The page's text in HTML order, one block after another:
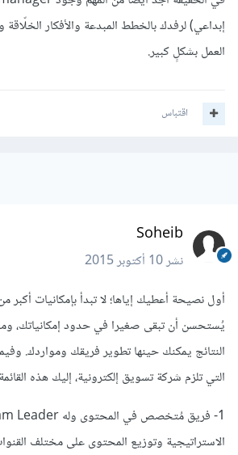
إبداعي) لرفدك بالخطط المبدعة والأفكار
العمل بشكلٍ كبير.
اقتباس
Soheib
نشر10 أكتوبر 2015
أول نصيحة أعطيك إياها؛ لا تبدأ بإمكانيات
يُستحسن أن تبقى صغيرا في حدود إمكانياتك،
النتائج يمكنك حينها تطوير فريقك ومواردك.
التي تلزم شركة تسويق إلكترونية، إليك هذه
الاستراتيجية وتوزيع المحتوى على مختلف